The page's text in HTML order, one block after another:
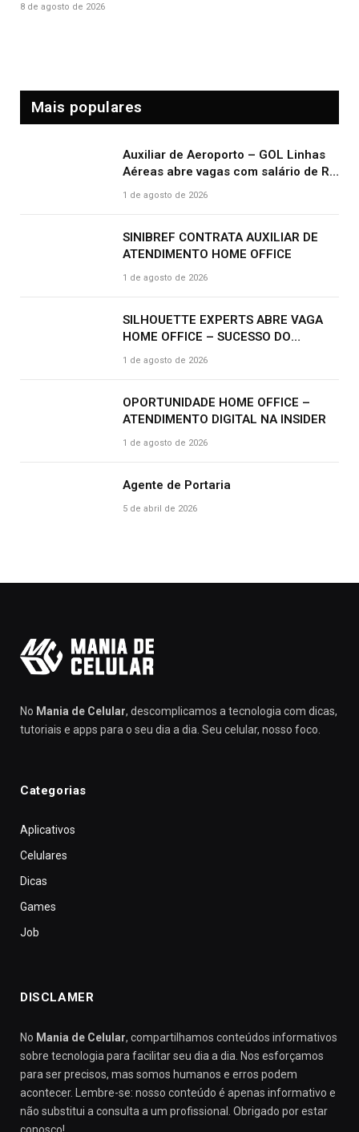
8 de agosto de 2026
Mais populares
Auxiliar de Aeroporto – GOL Linhas
Aéreas abre vagas com salário de R$
2.000,00 e benefícios atrativos
1 de agosto de 2026
SINIBREF CONTRATA AUXILIAR DE
ATENDIMENTO HOME OFFICE
1 de agosto de 2026
SILHOUETTE EXPERTS ABRE VAGA
HOME OFFICE – SUCESSO DO
CLIENTE | R$ 2.500
1 de agosto de 2026
OPORTUNIDADE HOME OFFICE –
ATENDIMENTO DIGITAL NA INSIDER
1 de agosto de 2026
Agente de Portaria
5 de abril de 2026
No Mania de Celular, descomplicamos a tecnologia com dicas,
tutoriais e apps para o seu dia a dia. Seu celular, nosso foco.
Categorias
Aplicativos
Celulares
Dicas
Games
Job
DISCLAMER
No Mania de Celular, compartilhamos conteúdos informativos
sobre tecnologia para facilitar seu dia a dia. Nos esforçamos
para ser precisos, mas somos humanos e erros podem
acontecer. Lembre-se: nosso conteúdo é apenas informativo e
não substitui a consulta a um profissional. Obrigado por estar